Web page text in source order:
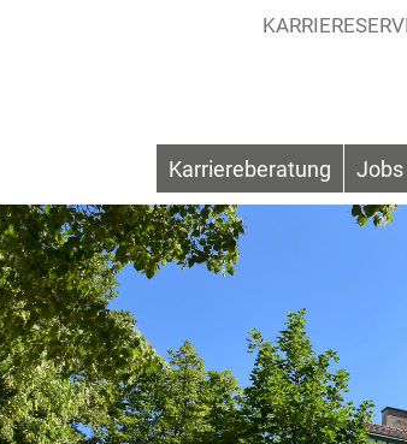
Karriereberatung Jobs